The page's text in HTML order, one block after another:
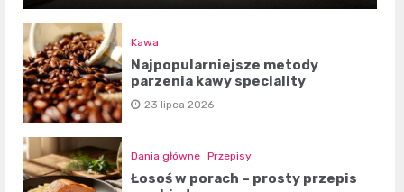
Kawa
Najpopularniejsze metody
parzenia kawy speciality
23 lipca 2026
Dania główne Przepisy
Łosoś w porach – prosty przepis